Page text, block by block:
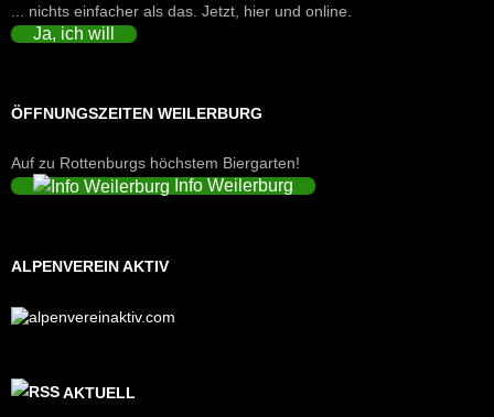
... nichts einfacher als das. Jetzt, hier und online.
Ja, ich will
ÖFFNUNGSZEITEN WEILERBURG
Auf zu Rottenburgs höchstem Biergarten!
Info Weilerburg
ALPENVEREIN AKTIV
AKTUELL